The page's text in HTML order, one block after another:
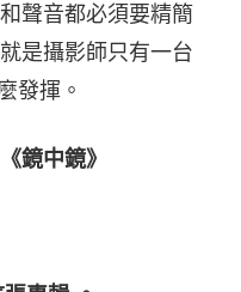
聲音都必須要精簡
是攝影師只有一台
發揮。
鏡中鏡》